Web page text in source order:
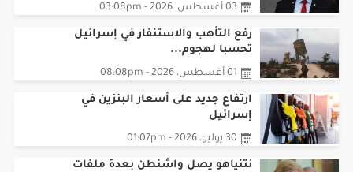
03 أغسطس، 2026 - 03:08pm
رفع التأهب والاستنفار في إسرائيل
تحسبا لهجوم...
01 أغسطس، 2026 - 08:08pm
ارتفاع جديد على أسعار البنزين في
إسرائيل
30 يوليو، 2026 - 01:07pm
نتنياهو يصل واشنطن بعدة ملفات